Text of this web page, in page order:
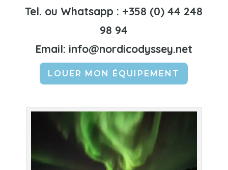
Tel. ou Whatsapp : +358 (0) 44 248
98 94
Email: info@nordicodyssey.net
LOUER MON ÉQUIPEMENT